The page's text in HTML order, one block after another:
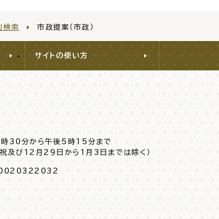
検索 市政提案（市政）
サイトの使い方
30分から午後5時15分まで
祝及び12月29日から1月3日までは除く）